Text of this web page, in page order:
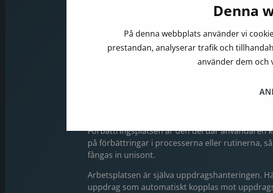
Denna
På denna webbplats använder vi
prestandan, analyserar trafik och
använder dem och
användaren ett unikt stöd för just det aktuella
Tre delar
Verksamhetssystemet består av tre delar;
Förbättringsplatsen är den del där användaren
på förbättringar i processerna eller rutinerna,
fångas in unisont.
Arbetsplatsen är själva uppdragshanteringen.
uppdrag som automatiskt kopplas mot